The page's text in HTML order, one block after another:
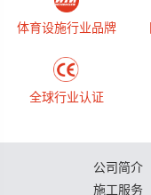
体育设施行业品牌
全球行业认证
公司简介
施工服务